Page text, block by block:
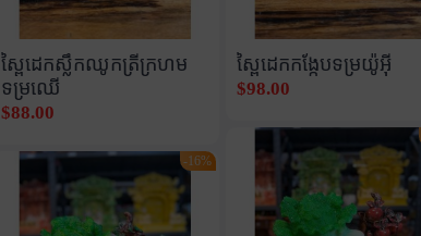
ស្ពៃដេកស្លឹកឈូកត្រីក្រហម
ទម្រឈើ
$88.00
-16%
ស្ពៃដេកកង្កែបទម្រយ៉ូអុី
$98.00